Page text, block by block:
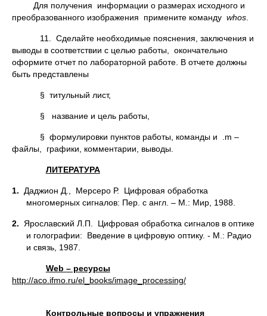
Для получения информации о размерах исходного и
преобразованного изображения примените команду whos
11. Сделайте необходимые пояснения, заключения и
выводы в соответствии с целью работы, окончательно
оформите отчет по лабораторной работе. В отчете должны
быть представлены
§ титульный лист,
§ название и цель работы,
§ формулировки пунктов работы, команды и .m –
файлы, графики, комментарии, выводы.
ЛИТЕРАТУРА
1. Даджион Д., Мерсеро Р. Цифровая обработка
многомерных сигналов: Пер. с англ. – М.: Мир, 1988.
2. Ярославский Л.П. Цифровая обработка сигналов в оптике
и голографии: Введение в цифровую оптику. - М.: Радио
и связь, 1987.
Web – ресурсы
http://aco. ifmo. ru/el_ books/image_ processing/
Контрольные вопросы и упражнения